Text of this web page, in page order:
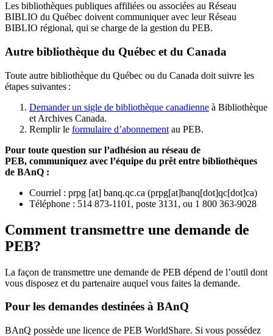
Les bibliothèques publiques affiliées ou associées au Réseau
BIBLIO du Québec doivent communiquer avec leur Réseau
BIBLIO régional, qui se charge de la gestion du PEB.
Autre bibliothèque du Québec et du Canada
Toute autre bibliothèque du Québec ou du Canada doit suivre les
étapes suivantes :
Demander un sigle de bibliothèque canadienne à Bibliothèque
et Archives Canada.
Remplir le formulaire d’abonnement au PEB.
Pour toute question sur l’adhésion au réseau de
PEB, communiquez avec l’équipe du prêt entre bibliothèques
de BAnQ :
Courriel : prpg [at] banq.qc.ca (prpg[at]banq[dot]qc[dot]ca)
Téléphone : 514 873-1101, poste 3131, ou 1 800 363-9028
Comment transmettre une demande de
PEB?
La façon de transmettre une demande de PEB dépend de l’outil dont
vous disposez et du partenaire auquel vous faites la demande.
Pour les demandes destinées à BAnQ
BAnQ possède une licence de PEB WorldShare. Si vous possédez